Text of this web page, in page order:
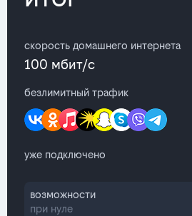
скорость домашнего интернета
100 мбит/с
безлимитный трафик
уже подключено
возможности
при нуле